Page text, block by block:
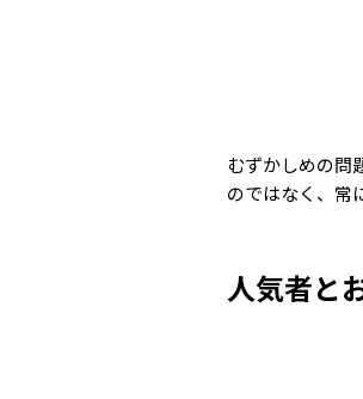
むずかしめの問
のではなく、常
人気者と